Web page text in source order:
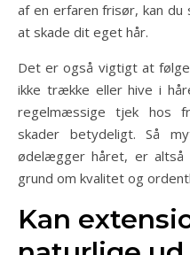
af en erfaren frisør, kan
at skade dit eget hår.
Det er også vigtigt at
ikke trække eller hive i
regelmæssige tjek hos
skader betydeligt. Så
ødelægger håret, er
grund om kvalitet og
Kan